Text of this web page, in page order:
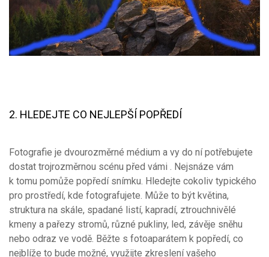
2. HLEDEJTE CO NEJLEPŠÍ POPŘEDÍ
Fotografie je dvourozměrné médium a vy do ní potřebujete
dostat trojrozměrnou scénu před vámi . Nejsnáze vám
k tomu pomůže popředí snímku. Hledejte cokoliv typického
pro prostředí, kde fotografujete. Může to být květina,
struktura na skále, spadané listí, kapradí, ztrouchnivělé
kmeny a pařezy stromů, různé pukliny, led, závěje sněhu
nebo odraz ve vodě. Běžte s fotoaparátem k popředí, co
nejblíže to bude možné, využijte zkreslení vašeho